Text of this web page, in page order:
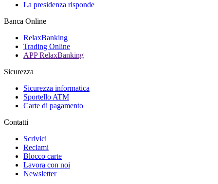
La presidenza risponde
Banca Online
RelaxBanking
Trading Online
APP RelaxBanking
Sicurezza
Sicurezza informatica
Sportello ATM
Carte di pagamento
Contatti
Scrivici
Reclami
Blocco carte
Lavora con noi
Newsletter